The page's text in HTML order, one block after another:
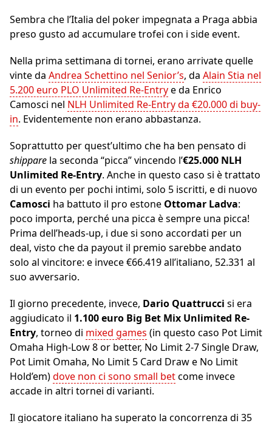
Sembra che l’Italia del poker impegnata a Praga abbia
preso gusto ad accumulare trofei con i side event.
Nella prima settimana di tornei, erano arrivate quelle
vinte da Andrea Schettino nel Senior’s, da Alain Stia nel
5.200 euro PLO Unlimited Re-Entrye da Enrico
Camosci nel NLH Unlimited Re-Entry da €20.000 di buy-
in. Evidentemente non erano abbastanza.
Soprattutto per quest’ultimo che ha ben pensato di
shippare la seconda “picca” vincendo l’€25.000 NLH
Unlimited Re-Entry. Anche in questo caso si è trattato
di un evento per pochi intimi, solo 5 iscritti, e di nuovo
Camosci ha battuto il pro estone Ottomar Ladva:
poco importa, perché una picca è sempre una picca!
Prima dell’heads-up, i due si sono accordati per un
deal, visto che da payout il premio sarebbe andato
solo al vincitore: e invece €66.419 all’italiano, 52.331 al
suo avversario.
Il giorno precedente, invece, Dario Quattrucci si era
aggiudicato il 1.100 euro Big Bet Mix Unlimited Re-
Entry, torneo di mixed games (in questo caso Pot Limit
Omaha High-Low 8 or better, No Limit 2-7 Single Draw,
Pot Limit Omaha, No Limit 5 Card Draw e No Limit
Hold’em)dove non ci sono small betcome invece
accade in altri tornei di varianti.
Il giocatore italiano ha superato la concorrenza di 35